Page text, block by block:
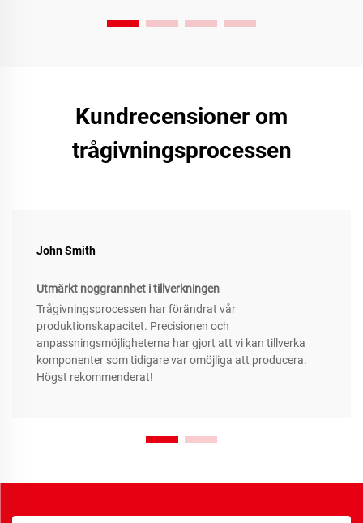
Kundrecensioner om
trågivningsprocessen
John Smith
Utmärkt noggrannhet i tillverkningen
Trågivningsprocessen har förändrat vår
produktionskapacitet. Precisionen och
anpassningsmöjligheterna har gjort att vi kan tillverka
komponenter som tidigare var omöjliga att producera.
Högst rekommenderat!